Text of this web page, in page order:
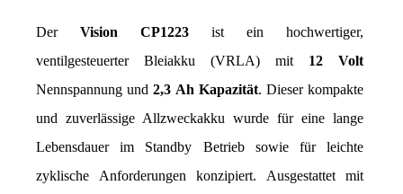
Der Vision CP1223 ist ein hochwertiger,
ventilgesteuerter Bleiakku (VRLA) mit 12 Volt
Nennspannung und 2,3 Ah Kapazität. Dieser kompakte
und zuverlässige Allzweckakku wurde für eine lange
Lebensdauer im Standby Betrieb sowie für leichte
zyklische Anforderungen konzipiert. Ausgestattet mit